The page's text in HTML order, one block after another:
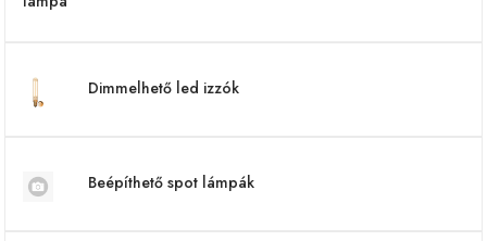
Dimmelhető led izzók
Beépíthető spot lámpák